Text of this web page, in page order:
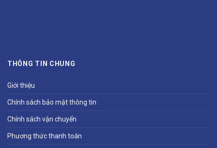
THÔNG TIN CHUNG
Giới thiệu
Chính sách bảo mật thông tin
Chính sách vận chuyển
Phương thức thanh toán